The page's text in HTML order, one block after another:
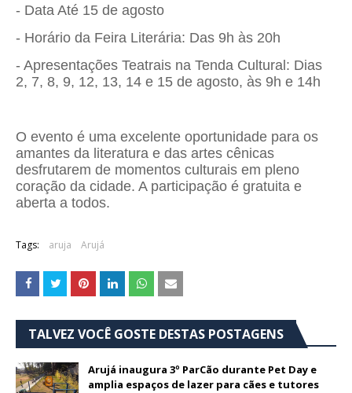
- Data Até 15 de agosto
- Horário da Feira Literária: Das 9h às 20h
- Apresentações Teatrais na Tenda Cultural: Dias
2, 7, 8, 9, 12, 13, 14 e 15 de agosto, às 9h e 14h
O evento é uma excelente oportunidade para os
amantes da literatura e das artes cênicas
desfrutarem de momentos culturais em pleno
coração da cidade. A participação é gratuita e
aberta a todos.
Tags: aruja Arujá
TALVEZ VOCÊ GOSTE DESTAS POSTAGENS
Arujá inaugura 3º ParCão durante Pet Day e
amplia espaços de lazer para cães e tutores